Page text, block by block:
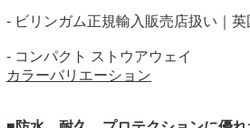
- ビリンガム正規輸入販売店扱い｜英
- コンパクト ストウアウェイ
カラーバリエーション